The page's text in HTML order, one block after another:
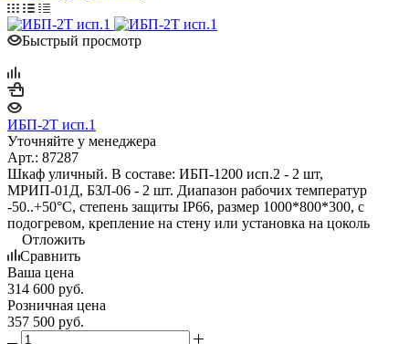
Быстрый просмотр
ИБП-2Т исп.1
Уточняйте у менеджера
Арт.: 87287
Шкаф уличный. В составе: ИБП-1200 исп.2 - 2 шт,
МРИП-01Д, БЗЛ-06 - 2 шт. Диапазон рабочих температур
-50..+50°С, степень защиты IP66, размер 1000*800*300, с
подогревом, крепление на стену или установка на цоколь
Отложить
Сравнить
Ваша цена
314 600 руб.
Розничная цена
357 500 руб.